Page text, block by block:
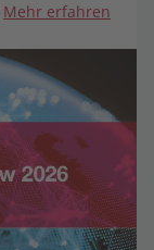
Mehr erfahren